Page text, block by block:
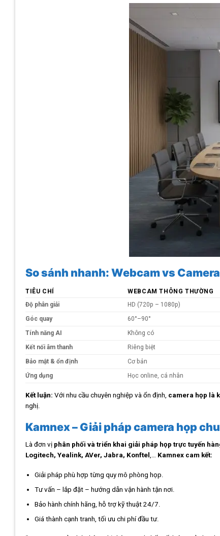
So sánh nhanh: Webcam vs
TIÊU CHÍ WEBCAM THÔNG THƯỜNG
Độ phân giải
HD (720p – 1080p)
Góc quay
60°–90°
Tính năng AI
Không có
Kết nối âm thanh
Riêng biệt
Bảo mật & ổn định
Cơ bản
Ứng dụng
Học online, cá nhân
Kết luận: Với nhu cầu chuyên nghiệp và ổn định, camera họp là
nghị.
Kamnex – Giải pháp camera họp
Là đơn vị phân phối và triển khai giải pháp họp trực tuyến
Logitech, Yealink, AVer, Jabra, Konftel,… Kamnex cam kết:
Giải pháp phù hợp từng quy mô phòng họp.
Tư vấn – lắp đặt – hướng dẫn vận hành tận nơi.
Bảo hành chính hãng, hỗ trợ kỹ thuật 24/7.
Giá thành cạnh tranh, tối ưu chi phí đầu tư.